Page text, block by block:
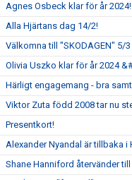
Agnes Osbeck klar för år 2024!
Alla Hjärtans dag 14/2!
Välkomna till "SKODAGEN" 5/
Olivia Uszko klar för år 2024
Härligt engagemang - bra
Viktor Zuta född 2008 tar nu
Presentkort!
Alexander Nyandal är tillbaka i
Shane Hanniford återvänder till